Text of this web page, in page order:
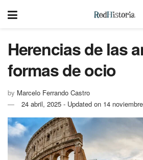
Herencias de las
formas de ocio
by Marcelo Ferrando Castro
24 abril, 2025 - Updated on 14